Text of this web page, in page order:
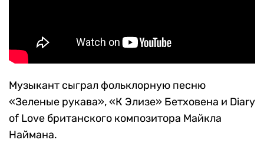
Музыкант сыграл фольклорную песню
«Зеленые рукава», «К Элизе» Бетховена и Diary
of Love британского композитора Майкла
Наймана.